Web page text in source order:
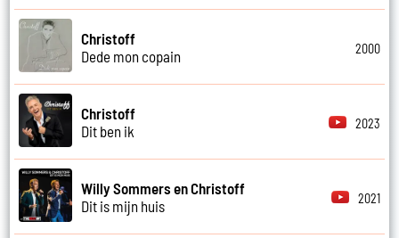
Christoff
Dede mon copain
2000
Christoff
Dit ben ik
2023
Willy Sommers en Christoff
Dit is mijn huis
2021